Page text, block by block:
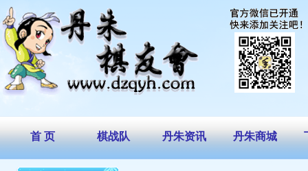
首 页 棋战队 丹朱资讯 丹朱商城